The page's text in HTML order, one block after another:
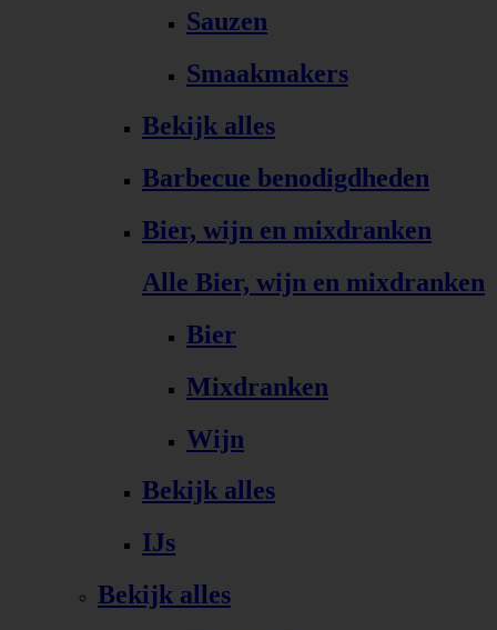
Sauzen
Smaakmakers
Bekijk alles
Barbecue benodigdheden
Bier, wijn en mixdranken
Alle Bier, wijn en mixdranken
Bier
Mixdranken
Wijn
Bekijk alles
IJs
Bekijk alles